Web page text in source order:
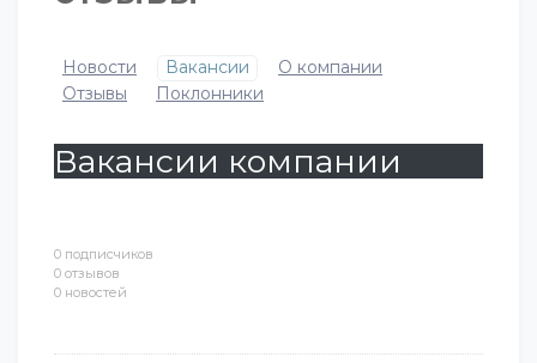
0 подписчиков
0 отзывов
0 новостей
Новости Вакансии
О компании
Отзывы
Поклонники
Вакансии компании